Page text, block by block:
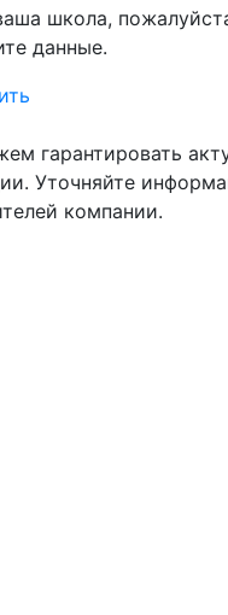
школа,
данные.
гарантировать
Уточняйте
компании.